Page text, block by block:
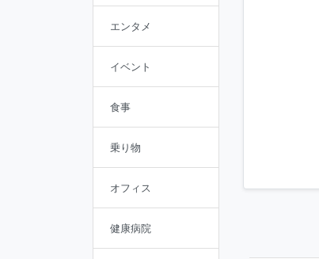
エンタメ
イベント
食事
乗り物
オフィス
健康病院